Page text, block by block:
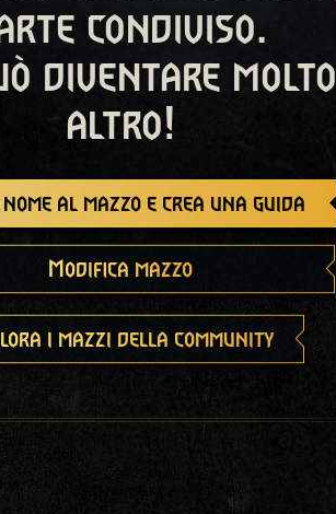
condiviso.
diventare molto
altro!
nome al mazzo e crea una guida
Modifica mazzo
i mazzi della community